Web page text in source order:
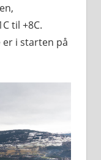
til +8C.
er i starten på